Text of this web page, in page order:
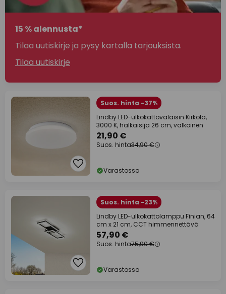
15 % alennusta*
Tilaa uutiskirje ja pysy kartalla tarjouksista.
Tilaa uutiskirje
Suos. hinta -37%
Lindby LED-ulkokattovalaisin Kirkola,
3000 K, halkaisija 26 cm, valkoinen
21,90 €
Suos. hinta34,90 €
Varastossa
Suos. hinta -23%
Lindby LED-ulkokattolamppu Finian, 64
cm x 21 cm, CCT himmennettävä
57,90 €
Suos. hinta75,90 €
Varastossa